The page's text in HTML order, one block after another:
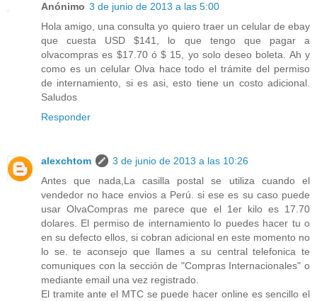
Anónimo 3 de junio de 2013 a las 5:00
Hola amigo, una consulta yo quiero traer un celular de ebay
que cuesta USD $141, lo que tengo que pagar a
olvacompras es $17.70 ó $ 15, yo solo deseo boleta. Ah y
como es un celular Olva hace todo el trámite del permiso
de internamiento, si es asi, esto tiene un costo adicional.
Saludos
Responder
alexchtom
3 de junio de 2013 a las 10:26
Antes que nada,La casilla postal se utiliza cuando el
vendedor no hace envios a Perú. si ese es su caso puede
usar OlvaCompras me parece que el 1er kilo es 17.70
dolares. El permiso de internamiento lo puedes hacer tu o
en su defecto ellos, si cobran adicional en este momento no
lo se. te aconsejo que llames a su central telefonica te
comuniques con la sección de "Compras Internacionales" o
mediante email una vez registrado.
El tramite ante el MTC se puede hacer online es sencillo el